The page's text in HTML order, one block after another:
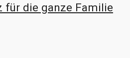
für die ganze Familie